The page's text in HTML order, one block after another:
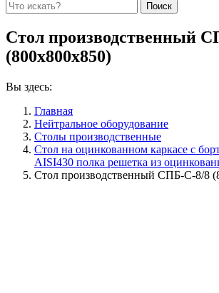
Стол производственный
(800х800х850)
Вы здесь:
Главная
Нейтральное оборудование
Столы производственные
Стол на оцинкованном каркасе с
AISI430 полка решетка из
Стол производственный СПБ-С-8/8